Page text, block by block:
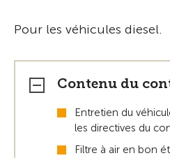
Pour les véhicules diesel.
Contenu du
Entretien du
les directives du
Filtre à air en bon